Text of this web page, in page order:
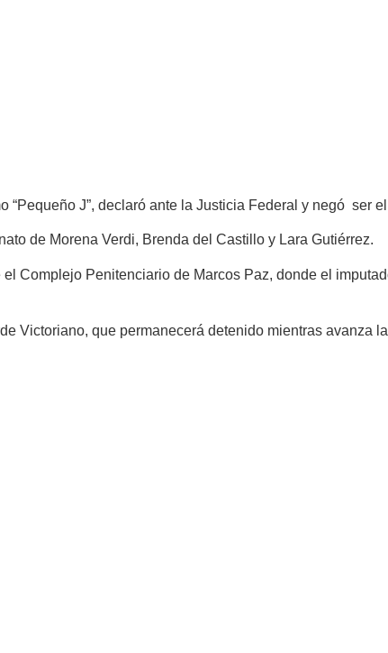
“Pequeño J”, declaró ante la Justicia Federal y negó ser
de Morena Verdi, Brenda del Castillo y Lara Gutiérrez.
Complejo Penitenciario de Marcos Paz, donde el
Victoriano, que permanecerá detenido mientras avanza